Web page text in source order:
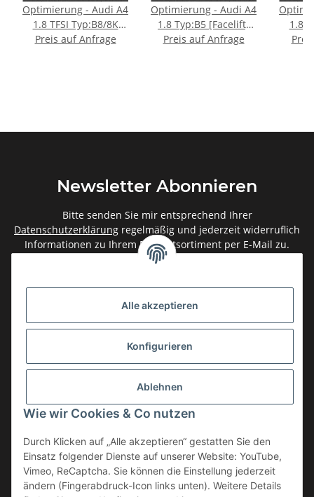
Alle akzeptieren
Konfigurieren
Ablehnen
Wie wir Cookies & Co nutzen
Durch Klicken auf „Alle akzeptieren“ gestatten Sie den
Einsatz folgender Dienste auf unserer Website: YouTube,
Vimeo, ReCaptcha. Sie können die Einstellung jederzeit
ändern (Fingerabdruck-Icon links unten). Weitere Details
Optimierung - Audi A4
1.8 TFSI Typ:B8/8K
[Facelift] 120PS
Preis auf Anfrage
Optimierung - Audi A4
1.8 Typ:B5 [Facelift]
170PS
Preis auf Anfrage
1.8
Newsletter Abonnieren
Bitte senden Sie mir entsprechend Ihrer
Datenschutzerklärung regelmäßig und jederzeit widerruflich
Informationen zu Ihrem Produktsortiment per E-Mail zu.
Gesetzliche Informationen
Informationen
Service
Vertrag widerrufen
* Alle Preise inkl. gesetzlicher USt., zzgl.Versand